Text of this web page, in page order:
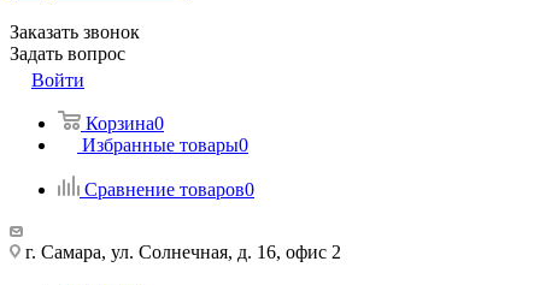
Заказать звонок
Задать вопрос
Войти
Корзина0
Избранные товары0
Сравнение товаров0
г. Самара, ул. Солнечная, д. 16, офис 2